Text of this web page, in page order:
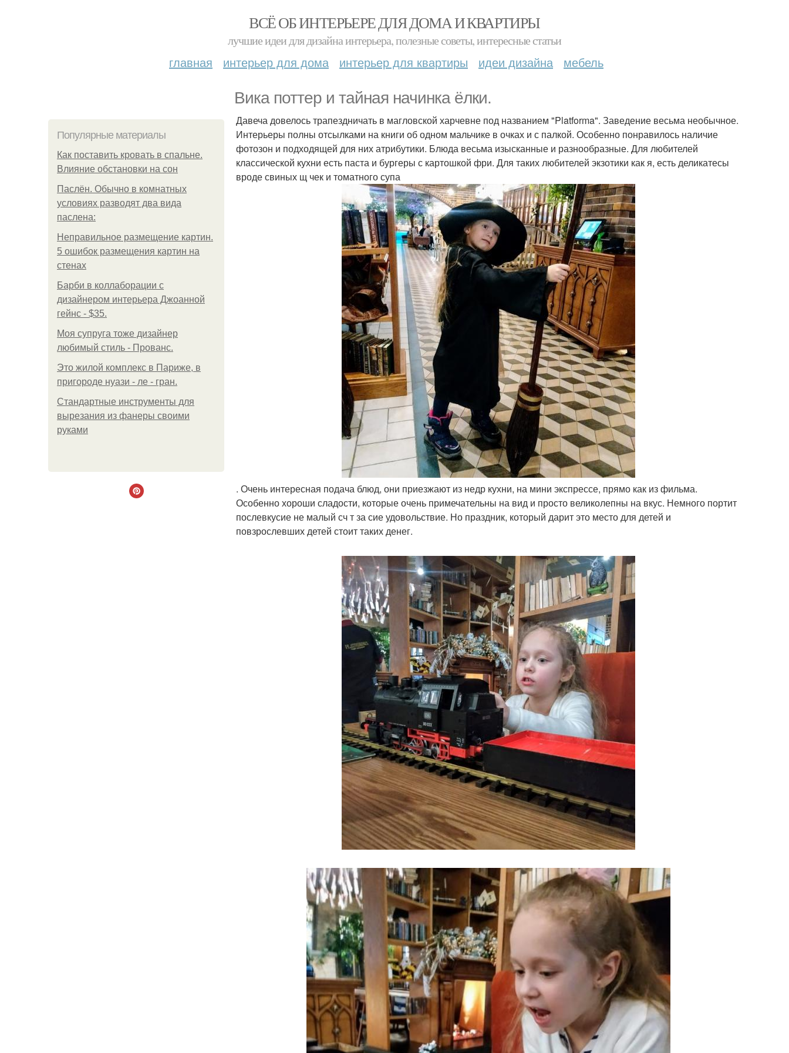
ВСЁ ОБ ИНТЕРЬЕРЕ ДЛЯ ДОМА И КВАРТИРЫ
лучшие идеи для дизайна интерьера, полезные советы, интересные статьи
главная интерьер для дома интерьер для квартиры идеи дизайна мебель
Вика поттер и тайная начинка ёлки.
Популярные материалы
Как поставить кровать в спальне.
Влияние обстановки на сон
Паслён. Обычно в комнатных
условиях разводят два вида
паслена:
Неправильное размещение картин.
5 ошибок размещения картин на
стенах
Барби в коллаборации с
дизайнером интерьера Джоанной
гейнс - $35.
Моя супруга тоже дизайнер
любимый стиль - Прованс.
Это жилой комплекс в Париже, в
пригороде нуази - ле - гран.
Стандартные инструменты для
вырезания из фанеры своими
руками
Давеча довелось трапездничать в магловской харчевне под названием "Platforma". Заведение весьма необычное.
Интерьеры полны отсылками на книги об одном мальчике в очках и с палкой. Особенно понравилось наличие
фотозон и подходящей для них атрибутики. Блюда весьма изысканные и разнообразные. Для любителей
классической кухни есть паста и бургеры с картошкой фри. Для таких любителей экзотики как я, есть деликатесы
вроде свиных щ чек и томатного супа
. Очень интересная подача блюд, они приезжают из недр кухни, на мини экспрессе, прямо как из фильма.
Особенно хороши сладости, которые очень примечательны на вид и просто великолепны на вкус. Немного портит
послевкусие не малый сч т за сие удовольствие. Но праздник, который дарит это место для детей и
повзрослевших детей стоит таких денег.